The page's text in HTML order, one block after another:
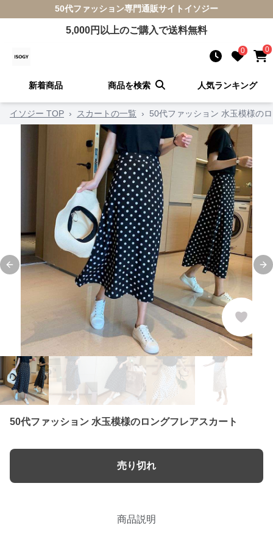
50代ファッション専門通販サイト イソジー
5,000円以上のご購入で送料無料
0 0
新着商品 商品を検索 人気ランキング
イソジー TOP › スカートの一覧 › 50代ファッション 水玉模様の
Previous slide
50代ファッション 水玉模様のロングフレアスカート
売り切れ
商品説明